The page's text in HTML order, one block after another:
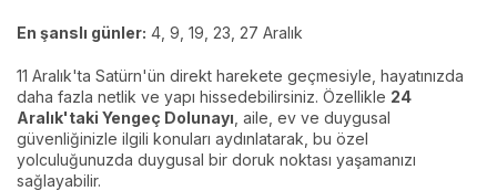
En şanslı günler: 4, 9, 19, 23, 27 Aralık
11 Aralık'ta Satürn'ün direkt harekete geçmesiyle, hayatınızda
daha fazla netlik ve yapı hissedebilirsiniz. Özellikle 24
Aralık'taki Yengeç Dolunayı , aile, ev ve duygusal
güvenliğinizle ilgili konuları aydınlatarak, bu özel
yolculuğunuzda duygusal bir doruk noktası yaşamanızı
sağlayabilir.